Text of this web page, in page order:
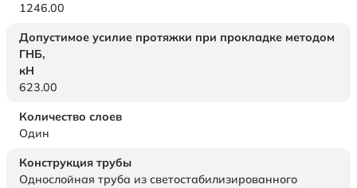
1246.00
Допустимое усилие протяжки при прокладке методом
ГНБ,
кН
623.00
Количество слоев
Один
Конструкция трубы
Однослойная труба из светостабилизированного